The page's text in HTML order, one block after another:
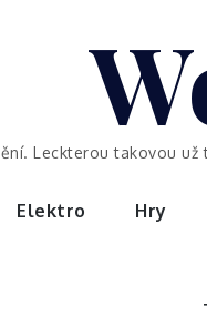
Leckterou takovou
Elektro Hry